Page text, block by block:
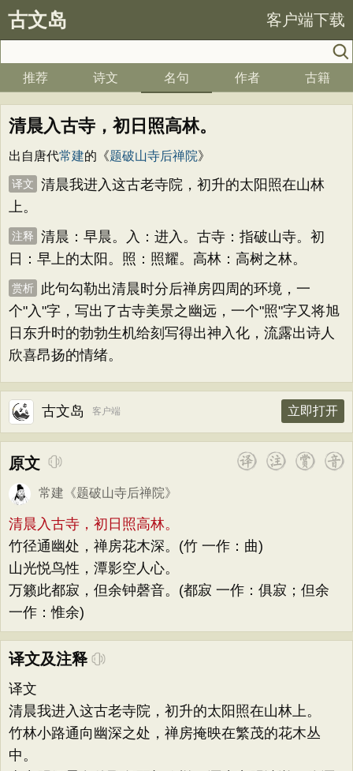
古文岛 客户端下载
推荐 诗文 名句 作者 古籍
清晨入古寺，初日照高林。
出自唐代常建的《题破山寺后禅院》
译文
清晨我进入这古老寺院，初升的太阳照在山林
上。
注释
清晨：早晨。入：进入。古寺：指破山寺。初
日：早上的太阳。照：照耀。高林：高树之林。
赏析
此句勾勒出清晨时分后禅房四周的环境，一
个"入"字，写出了古寺美景之幽远，一个"照"字又将旭
日东升时的勃勃生机给刻写得出神入化，流露出诗人
欣喜昂扬的情绪。
古文岛 客户端 立即打开
原文
常建 《题破山寺后禅院》
清晨入古寺，初日照高林。
竹径通幽处，禅房花木深。(竹 一作：曲)
山光悦鸟性，潭影空人心。
万籁此都寂，但余钟磬音。(都寂 一作：俱寂；但余
一作：惟余)
译文及注释
译文
清晨我进入这古老寺院，初升的太阳照在山林上。
竹林小路通向幽深之处，禅房掩映在繁茂的花木丛
中。